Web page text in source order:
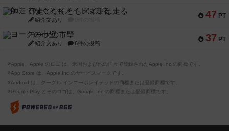
47 PT
師走でなくともメイドは走る
紹介文あり
37 PT
ヨークの市壁
紹介文あり 6件の投稿
※Apple、Apple のロゴ は、米国および他の国々で登録されたApple Inc.の商標です。
※App Store は、Apple Inc.のサービスマークです。
※Android は、グーグル インコーポレイテッドの商標または登録商標です。
※Google Play とそのロゴは、Google Inc.の商標または登録商標です。